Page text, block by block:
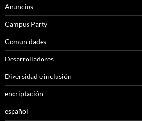
Anuncios
Campus Party
Comunidades
Desarrolladores
Diversidad e inclusión
encriptación
español